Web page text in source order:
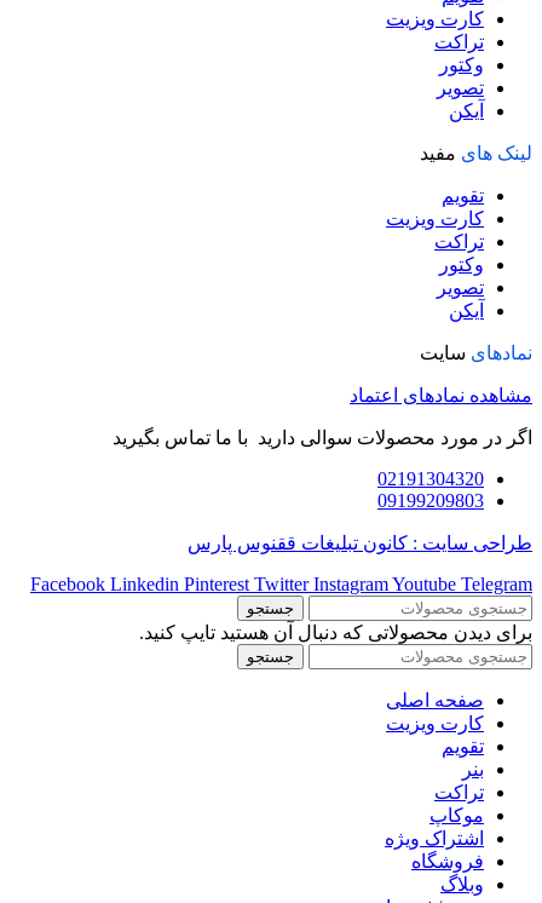
کارت ویزیت
تراکت
وکتور
تصویر
آیکن
لینک های مفید
تقویم
کارت ویزیت
تراکت
وکتور
تصویر
آیکن
نمادهای سایت
مشاهده نمادهای اعتماد
اگر در مورد محصولات سوالی دارید با ما تماس بگیرید
02191304320
09199209803
طراحی سایت : کانون تبلیغات ققنوس پارس
Facebook Linkedin Pinterest Twitter InstagramYoutube Telegram
جستجو
برای دیدن محصولاتی که دنبال آن هستید تایپ کنید.
جستجو
صفحه اصلی
کارت ویزیت
تقویم
بنر
تراکت
موکاپ
اشتراک ویژه
فروشگاه
وبلاگ